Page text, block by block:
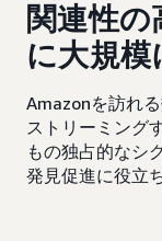
関連性
に大規
Amazonを訪れ
ストリーミング
もの独占的なシ
発見促進に役立